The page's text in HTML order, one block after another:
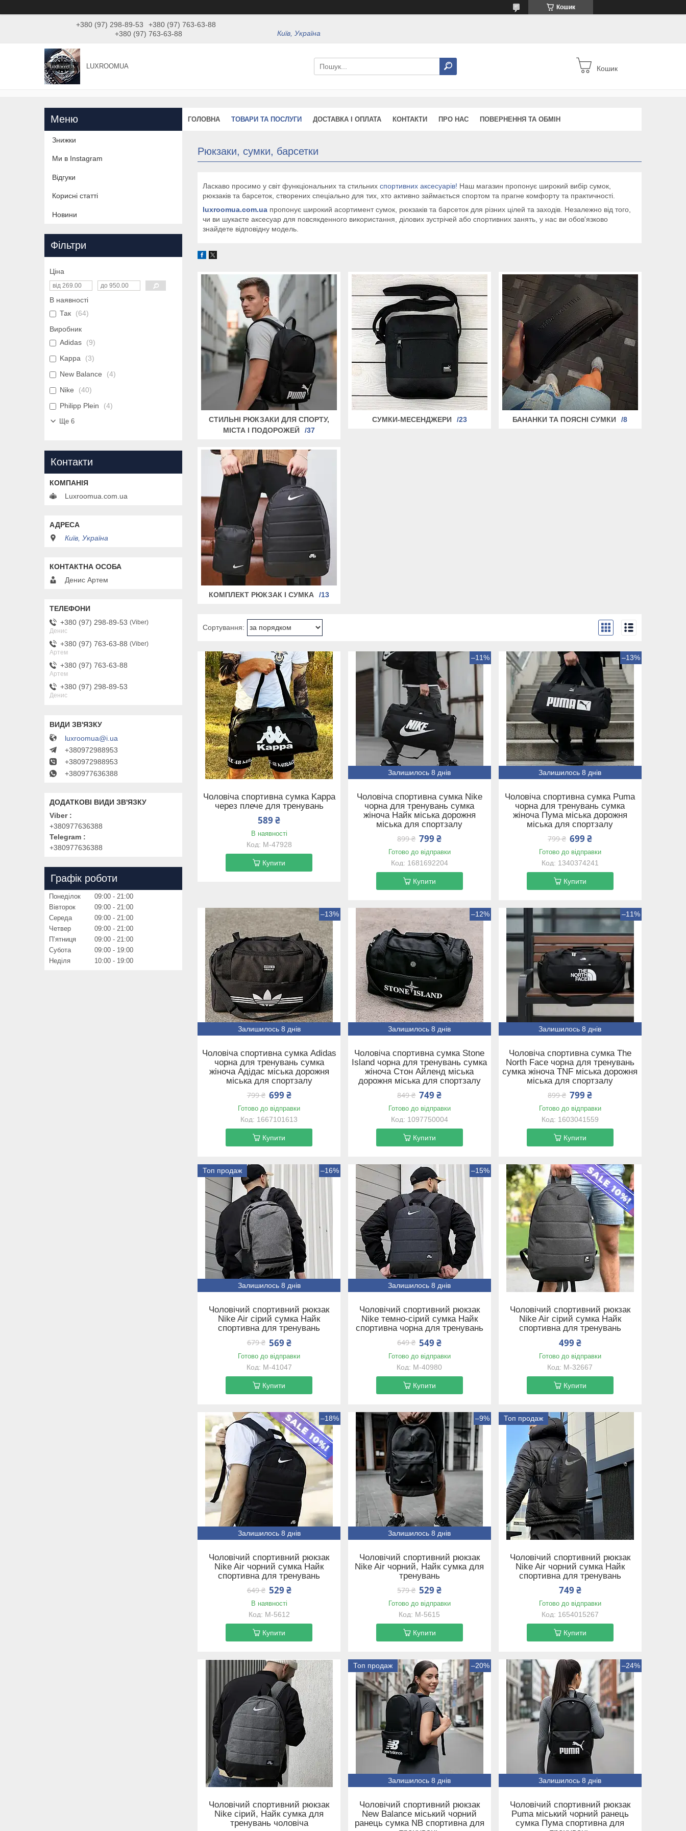
Кошик
+380 (97) 298-89-53
+380 (97) 763-63-88
+380 (97) 763-63-88
Київ, Україна
LUXROOMUА Кошик
ГОЛОВНА ТОВАРИ ТА ПОСЛУГИ ДОСТАВКА І ОПЛАТА КОНТАКТИ ПРО НАС ПОВЕРНЕННЯ ТА ОБМІН
Рюкзаки, сумки, барсетки
Ласкаво просимо у світ функціональних та стильних спортивних аксесуарів! Наш магазин пропонує широкий вибір сумок,
рюкзаків та барсеток, створених спеціально для тих, хто активно займається спортом та прагне комфорту та практичності.
luxroomua.com.ua пропонує широкий асортимент сумок, рюкзаків та барсеток для різних цілей та заходів. Незалежно від того,
чи ви шукаєте аксесуар для повсякденного використання, ділових зустрічей або спортивних занять, у нас ви обов'язково
знайдете відповідну модель.
СТИЛЬНІ РЮКЗАКИ ДЛЯ СПОРТУ,
МІСТА І ПОДОРОЖЕЙ
37
СУМКИ-МЕСЕНДЖЕРИ 23 БАНАНКИ ТА ПОЯСНІ СУМКИ 8
КОМПЛЕКТ РЮКЗАК І СУМКА 13
Чоловіча спортивна сумка Kappa
через плече для тренувань
589 ₴
В наявності
М-47928
Купити
–11%
Залишилось 8 днів
Чоловіча спортивна сумка Nike
чорна для тренувань сумка
жіноча Найк міська дорожня
міська для спортзалу
899 ₴ 799 ₴
Готово до відправки
1681692204
Купити
–13%
Залишилось 8 днів
Чоловіча спортивна сумка Puma
чорна для тренувань сумка
жіноча Пума міська дорожня
міська для спортзалу
799 ₴ 699 ₴
Готово до відправки
1340374241
Купити
–13%
Залишилось 8 днів
Чоловіча спортивна сумка Adidas
чорна для тренувань сумка
жіноча Адідас міська дорожня
міська для спортзалу
799 ₴ 699 ₴
Готово до відправки
1667101613
Купити
–12%
Залишилось 8 днів
Чоловіча спортивна сумка Stone
Island чорна для тренувань сумка
жіноча Стон Айленд міська
дорожня міська для спортзалу
849 ₴ 749 ₴
Готово до відправки
1097750004
Купити
–11%
Залишилось 8 днів
Чоловіча спортивна сумка The
North Face чорна для тренувань
сумка жіноча TNF міська дорожня
міська для спортзалу
899 ₴ 799 ₴
Готово до відправки
1603041559
Купити
Топ продаж –16%
Залишилось 8 днів
Чоловічий спортивний рюкзак
Nike Air сірий сумка Найк
спортивна для тренувань
679 ₴ 569 ₴
Готово до відправки
М-41047
Купити
–15%
Залишилось 8 днів
Чоловічий спортивний рюкзак
Nike темно-сірий сумка Найк
спортивна чорна для тренувань
649 ₴ 549 ₴
Готово до відправки
М-40980
Купити
Чоловічий спортивний рюкзак
Nike Air сірий сумка Найк
спортивна для тренувань
499 ₴
Готово до відправки
М-32667
Купити
–18%
Залишилось 8 днів
Чоловічий спортивний рюкзак
Nike Air чорний сумка Найк
спортивна для тренувань
649 ₴ 529 ₴
В наявності
М-5612
Купити
–9%
Залишилось 8 днів
Чоловічий спортивний рюкзак
Nike Air чорний, Найк сумка для
тренувань
579 ₴ 529 ₴
Готово до відправки
М-5615
Купити
Топ продаж
Чоловічий спортивний рюкзак
Nike Air чорний сумка Найк
спортивна для тренувань
749 ₴
Готово до відправки
1654015267
Купити
Чоловічий спортивний рюкзак
Nike сірий, Найк сумка для
тренувань чоловіча
Топ продаж –20%
Залишилось 8 днів
Чоловічий спортивний рюкзак
New Balance міський чорний
ранець сумка NB спортивна для
–24%
Залишилось 8 днів
Чоловічий спортивний рюкзак
Puma міський чорний ранець
сумка Пума спортивна для
Знижки
Ми в Instagram
Відгуки
Корисні статті
Новини
Фільтри
Ціна
В наявності
Так
64
Виробник
Adidas
9
Kappa
3
New Balance
4
Nike
40
Philipp Plein
4
Ще 6
Контакти
Luxroomua.com.ua
Київ, Україна
Денис Артем
+380 (97) 298-89-53
Viber
Денис
+380 (97) 763-63-88
Viber
Артем
+380 (97) 763-63-88
Артем
+380 (97) 298-89-53
Денис
luxroomua@i.ua
+380972988953
+380972988953
+380977636388
Viber
+380977636388
Telegram
+380977636388
Графік роботи
Понеділок 09:00
21:00
Вівторок
09:00
21:00
Середа
09:00
21:00
Четвер
09:00
21:00
Пʼятниця
09:00
21:00
Субота
09:00
19:00
Неділя
10:00 19:00